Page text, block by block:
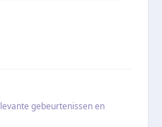
gebeurtenissen en